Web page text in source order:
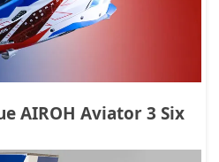
AIROH Aviator 3 Six